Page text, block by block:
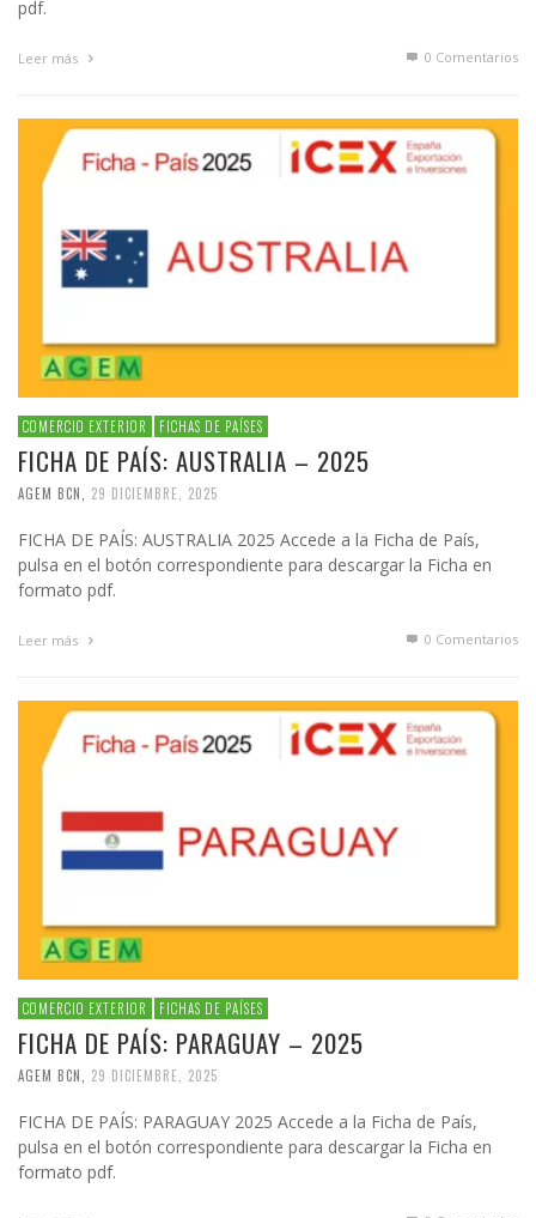
pdf.
Leer más 0 Comentarios
COMERCIO EXTERIOR FICHAS DE PAÍSES
FICHA DE PAÍS: AUSTRALIA – 2025
AGEM BCN 29 DICIEMBRE, 2025
FICHA DE PAÍS: AUSTRALIA 2025 Accede a la Ficha de País,
pulsa en el botón correspondiente para descargar la Ficha en
formato pdf.
Leer más 0 Comentarios
COMERCIO EXTERIOR FICHAS DE PAÍSES
FICHA DE PAÍS: PARAGUAY – 2025
AGEM BCN 29 DICIEMBRE, 2025
FICHA DE PAÍS: PARAGUAY 2025 Accede a la Ficha de País,
pulsa en el botón correspondiente para descargar la Ficha en
formato pdf.